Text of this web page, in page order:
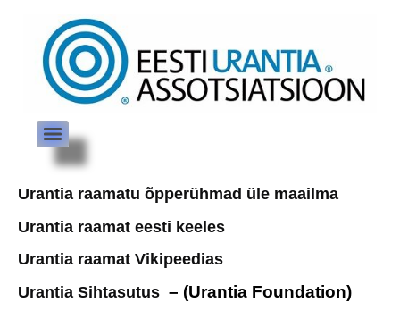
Urantia raamatu õpperühmad üle maailma
Urantia raamat eesti keeles
Urantia raamat Vikipeedias
Urantia Sihtasutus – (Urantia Foundation)